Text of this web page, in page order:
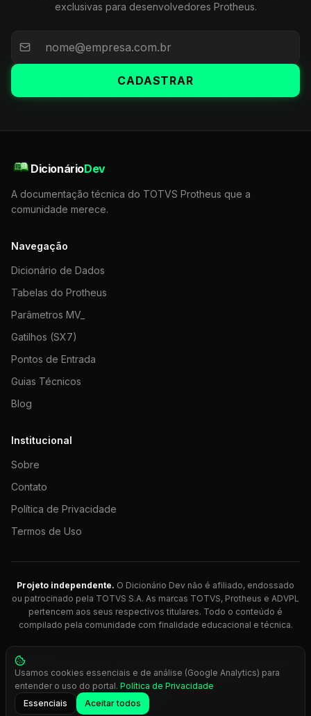
exclusivas para desenvolvedores Protheus.
CADASTRAR
DicionárioDev
A documentação técnica do TOTVS Protheus que a
comunidade merece.
Navegação
Dicionário de Dados
Tabelas do Protheus
Parâmetros MV_
Gatilhos (SX7)
Pontos de Entrada
Guias Técnicos
Blog
Institucional
Sobre
Contato
Política de Privacidade
Termos de Uso
Projeto independente. O Dicionário Dev não é afiliado, endossado
ou patrocinado pela TOTVS S.A. As marcas TOTVS, Protheus e ADVPL
pertencem aos seus respectivos titulares. Todo o conteúdo é
compilado pela comunidade com finalidade educacional e técnica.
© 2026 Dicionário Dev. Feito com 💚 para desenvolvedores
Protheus.
Press Ctrl+K
Usamos cookies essenciais e de análise (Google Analytics) para
entender o uso do portal. Política de Privacidade
Essenciais
Aceitar todos